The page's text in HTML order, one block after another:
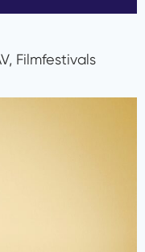
, Filmfestivals